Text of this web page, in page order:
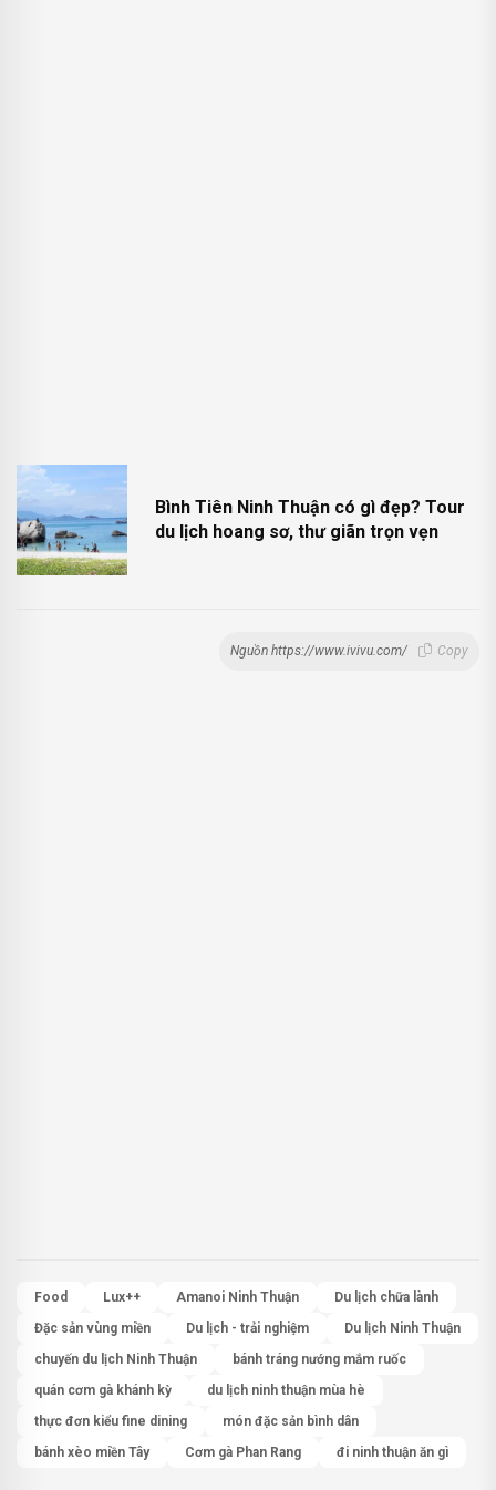
Bình Tiên Ninh Thuận có gì đẹp? Tour
du lịch hoang sơ, thư giãn trọn vẹn
Nguồn https://www.ivivu.com/ Copy
Food Lux++ Amanoi Ninh Thuận
Du lịch chữa lành
Đặc sản vùng miền
Du lịch - trải nghiệm
Du lịch Ninh Thuận
chuyến du lịch Ninh Thuận
bánh tráng nướng mắm ruốc
quán cơm gà khánh kỳ
du lịch ninh thuận mùa hè
thực đơn kiểu fine dining
món đặc sản bình dân
bánh xèo miền Tây
Cơm gà Phan Rang đi ninh thuận ăn gì